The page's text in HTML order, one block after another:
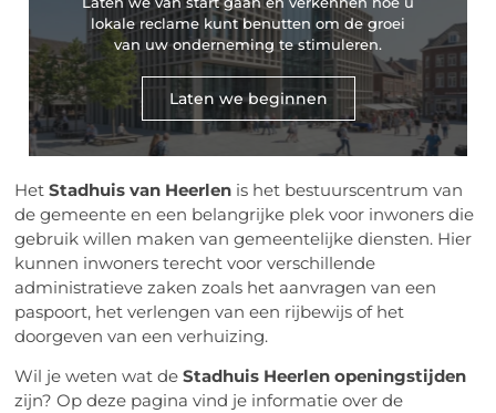
HetStadhuis van Heerlen is het bestuurscentrum van
de gemeente en een belangrijke plek voor inwoners die
gebruik willen maken van gemeentelijke diensten. Hier
kunnen inwoners terecht voor verschillende
administratieve zaken zoals het aanvragen van een
paspoort, het verlengen van een rijbewijs of het
doorgeven van een verhuizing.
Wil je weten wat deStadhuis Heerlen openingstijden
zijn? Op deze pagina vind je informatie over de
lokale reclame kunt benutten om de groei
van uw onderneming te stimuleren.
Laten we beginnen